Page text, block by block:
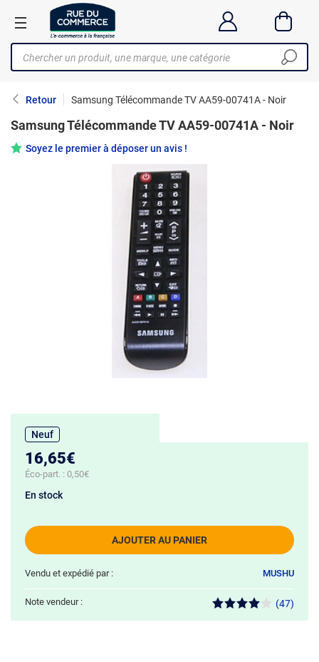
Retour Samsung Télécommande TV AA59-00741A - Noir
Samsung Télécommande TV AA59-00741A - Noir
Soyez le premier à déposer un avis !
Neuf
16,65€
Éco-part. : 0,50€
AJOUTER AU PANIER
En stock
Vendu et expédié par : MUSHU
Note vendeur : (47)